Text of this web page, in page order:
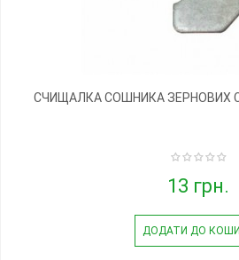
СЧИЩАЛКА СОШНИКА ЗЕРНОВИХ
13 грн.
ДОДАТИ ДО